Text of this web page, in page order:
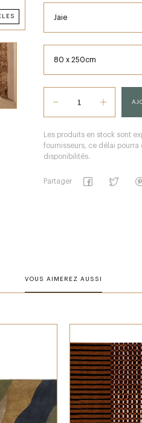
Les produits en stock sont
fournisseurs, ce délai
disponibilités.
Partager
VOUS AIMEREZ AUSSI